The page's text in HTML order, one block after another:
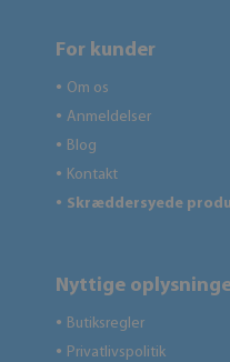
For kunder
● Om os
● Anmeldelser
● Blog
● Kontakt
● Skræddersyede
Nyttige
● Butiksregler
● Privatlivspolitik